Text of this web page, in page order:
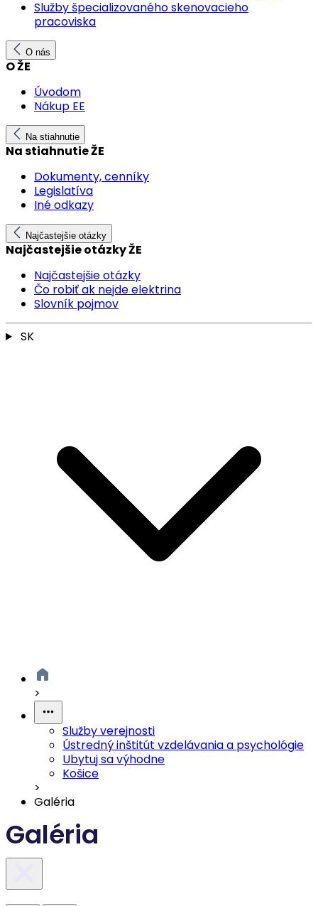
Služby špecializovaného skenovacieho
pracoviska
O nás
O ŽE
Úvodom
Nákup EE
Na stiahnutie
Na stiahnutie ŽE
Dokumenty, cenníky
Legislatíva
Iné odkazy
Najčastejšie otázky
Najčastejšie otázky ŽE
Najčastejšie otázky
Čo robiť ak nejde elektrina
Slovník pojmov
SK
>
Služby verejnosti
Ústredný inštitút vzdelávania a psychológie
Ubytuj sa výhodne
Košice
>
Galéria
Galéria